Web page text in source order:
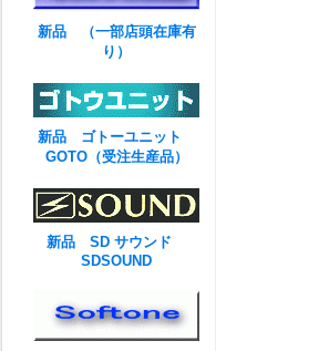
新品 （一部店頭在庫有
り）
新品 ゴトーユニット
GOTO（受注生産品）
新品 SD サウンド
SDSOUND